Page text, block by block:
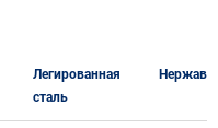
Легированная
сталь